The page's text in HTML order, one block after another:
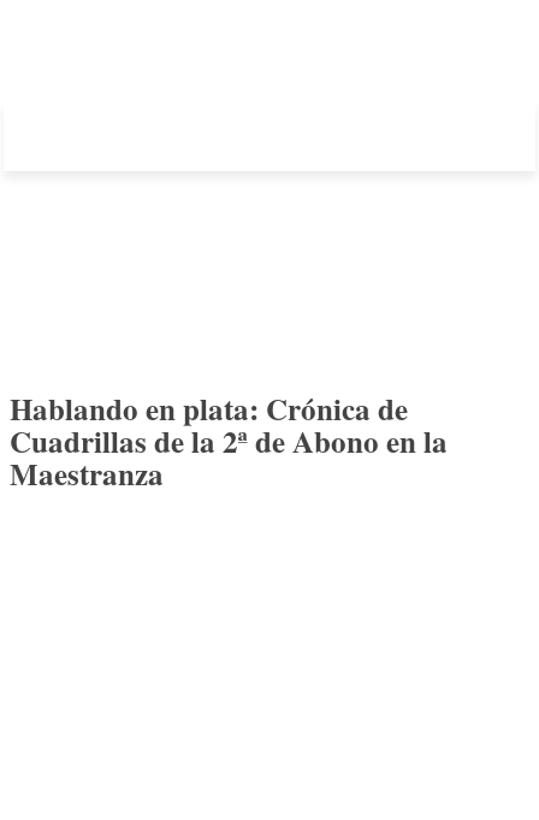
Hablando en plata: Crónica de
Cuadrillas de la 2ª de Abono en la
Maestranza